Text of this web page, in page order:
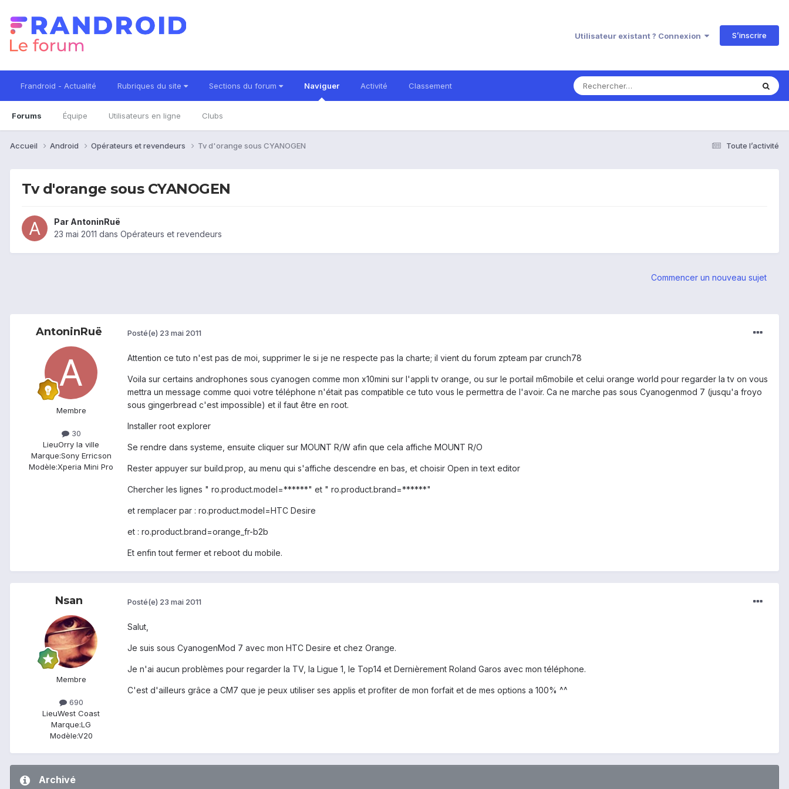
Utilisateur existant ? Connexion S’inscrire
Frandroid - Actualité Rubriques du site Sections du forum Naviguer
Forums Équipe Utilisateurs en ligne Clubs
Activité Classement
Toute l’activité
Accueil Android Opérateurs et revendeurs Tv d'orange sous CYANOGEN
Tv d'orange sous CYANOGEN
Par AntoninRuë
23 mai 2011 dans Opérateurs et revendeurs
Commencer un nouveau sujet
AntoninRuë
Membre
30
LieuOrry la ville
Marque:Sony Erricson
Modèle:Xperia Mini Pro
Posté(e) 23 mai 2011
Attention ce tuto n'est pas de moi, supprimer le si je ne respecte pas la charte; il vient du forum zpteam par crunch78
Voila sur certains androphones sous cyanogen comme mon x10mini sur l'appli tv orange, ou sur le portail m6mobile et celui orange world pour regarder la tv on vous
mettra un message comme quoi votre téléphone n'était pas compatible ce tuto vous le permettra de l'avoir. Ca ne marche pas sous Cyanogenmod 7 (jusqu'a froyo
sous gingerbread c'est impossible) et il faut être en root.
Installer root explorer
Se rendre dans systeme, ensuite cliquer sur MOUNT R/W afin que cela affiche MOUNT R/O
Rester appuyer sur build.prop, au menu qui s'affiche descendre en bas, et choisir Open in text editor
Chercher les lignes " ro.product.model=******" et " ro.product.brand=******"
et remplacer par : ro.product.model=HTC Desire
et : ro.product.brand=orange_fr-b2b
Et enfin tout fermer et reboot du mobile.
Nsan
Membre
690
LieuWest Coast
Marque:LG
Modèle:V20
Posté(e) 23 mai 2011
Salut,
Je suis sous CyanogenMod 7 avec mon HTC Desire et chez Orange.
Je n'ai aucun problèmes pour regarder la TV, la Ligue 1, le Top14 et Dernièrement Roland Garos avec mon téléphone.
C'est d'ailleurs grâce a CM7 que je peux utiliser ses applis et profiter de mon forfait et de mes options a 100% ^^
Archivé